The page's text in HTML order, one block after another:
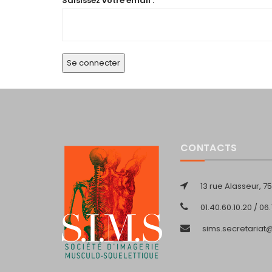
CONTACTS
13 rue Alasseur, 75
01.40.60.10.20 /